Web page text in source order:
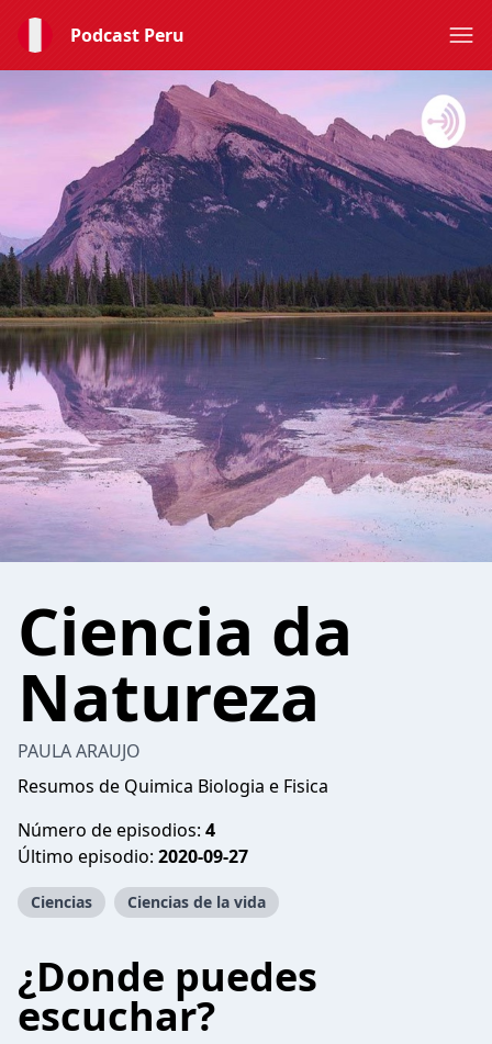
Podcast Peru
Ciencia da
Natureza
PAULA ARAUJO
Resumos de Quimica Biologia e Fisica
Número de episodios: 4
Último episodio: 2020-09-27
Ciencias Ciencias de la vida
¿Donde puedes
escuchar?